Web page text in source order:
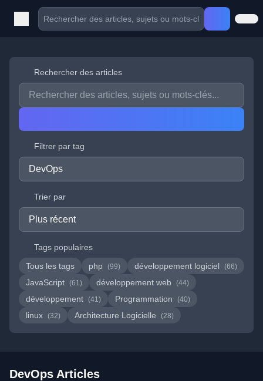
Rechercher des articles
Filtrer par tag
Trier par
Tags populaires
Tous les tags
php (99) développement logiciel (66)
JavaScript (61) développement web (44)
développement (41) Programmation (40)
linux (32) Architecture Logicielle (28)
DevOps Articles